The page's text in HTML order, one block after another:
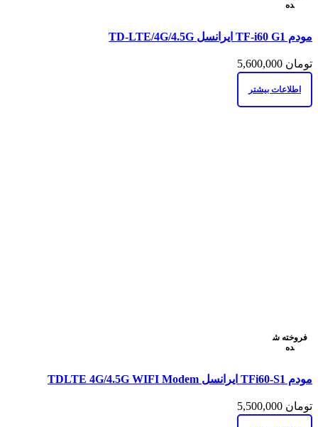
ده
نمایش سریع
افزودن به علاقه مندی
مودم TF-i60 G1 ایرانسل TD-LTE/4G/4.5G
تومان
اطلاعات بیشتر
فروخته ش
ده
نمایش سریع
افزودن به علاقه مندی
مودم TFi60-S1 ایرانسل TDLTE 4G/4.5G WIFI Modem
تومان